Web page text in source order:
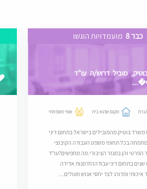
כבר 8 מועמדויות הוגשו
מוביל דרוש/ה עו"ד
מקום שהוא בית אופי משפחתי
משרד בוטיק מהמובילים בישראל בתחום דיני
בכל תחומי משפט העבודה הקיבוצי
הפרטי והן במגזר הציבורי.מה מחפשים?עו"ד
עם ניסיון של 0-7 שנים בתחום דיני עבודההזדמנות אדירה
ומדורג לצד יחסי אנוש מעולים....